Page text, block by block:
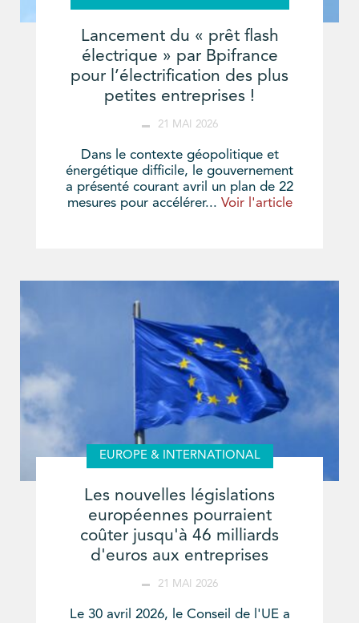
Lancement du « prêt flash
électrique » par Bpifrance
pour l’électrification des plus
petites entreprises !
21 MAI 2026
Dans le contexte géopolitique et
énergétique difficile, le gouvernement
a présenté courant avril un plan de 22
mesures pour accélérer... Voir l'article
EUROPE & INTERNATIONAL
Les nouvelles législations
européennes pourraient
coûter jusqu'à 46 milliards
d'euros aux entreprises
21 MAI 2026
Le 30 avril 2026, le Conseil de l'UE a